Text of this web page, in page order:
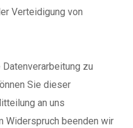
Verteidigung von
zu
Sie dieser
an uns
Widerspruch beenden wir